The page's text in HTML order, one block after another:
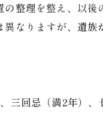
の整理を整え、以後
なりますが、 遺族
、 三回忌（満2年） 、